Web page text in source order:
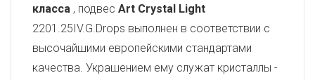
класса , подвес Art Crystal Light
2201.25IV.G.Drops выполнен в соответствии с
высочайшими европейскими стандартами
качества. Украшением ему служат кристаллы -